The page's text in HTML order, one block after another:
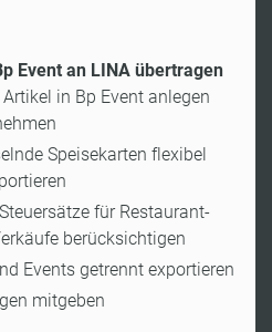
Event an LINA übertragen
in Bp Event anlegen
Speisekarten flexibel
für Restaurant-
berücksichtigen
Events getrennt exportieren
mitgeben